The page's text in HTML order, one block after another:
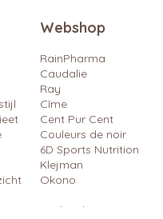
Webshop
RainPharma
Caudalie
Ray
Cîme
Cent Pur Cent
Couleurs de noir
6D Sports Nutrition
Klejman
Okono
Cadeaubon